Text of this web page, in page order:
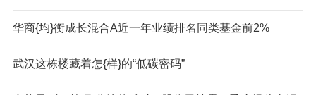
华商{均}衡成长混合A近一年业绩排名同类基金前2%
武汉这栋楼藏着怎{样}的“低碳密码”